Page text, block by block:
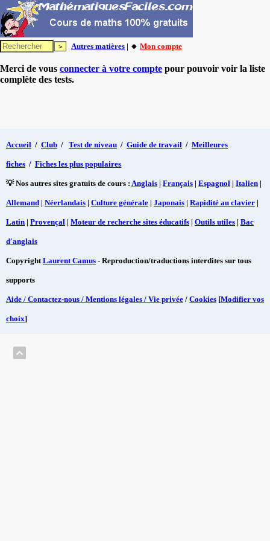
Autres matières | 🔸 Mon compte
Merci de vous connecter à votre compte pour pouvoir voir la liste
complète des tests.
Accueil / Club / Test de niveau / Guide de travail / Meilleures
fiches / Fiches les plus populaires
💡 Nos autres sites gratuits de cours : Anglais | Français | Espagnol | Italien |
Allemand | Néerlandais | Culture générale | Japonais | Rapidité au clavier |
Latin | Provençal | Moteur de recherche sites éducatifs | Outils utiles | Bac
d'anglais
CopyrightLaurent Camus - Reproduction/traductions interdites sur tous
supports
Aide / Contactez-nous / Mentions légales / Vie privée / Cookies [Modifier vos
choix]